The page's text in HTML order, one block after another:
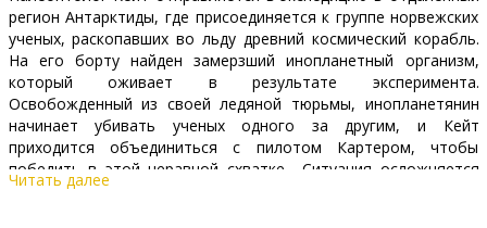
регион Антарктиды, где присоединяется к группе норвежских
ученых, раскопавших во льду древний космический корабль.
На его борту найден замерзший инопланетный организм,
который оживает в результате эксперимента.
Освобожденный из своей ледяной тюрьмы, инопланетянин
начинает убивать ученых одного за другим, и Кейт
приходится объединиться с пилотом Картером, чтобы
победить в этой неравной схватке... Ситуация осложняется
еще и тем, что инопланетянин наделен удивительной
Читать далее